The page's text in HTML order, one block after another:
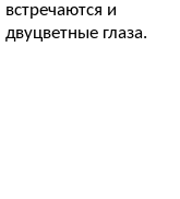
встречаются и
двуцветные глаза.